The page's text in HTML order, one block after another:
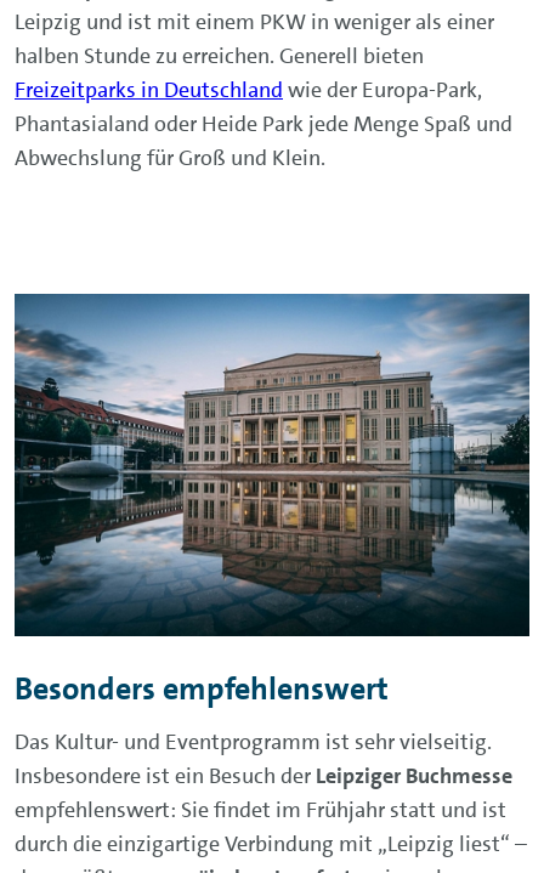
Leipzig und ist mit einem PKW in weniger als einer
halben Stunde zu erreichen. Generell bieten
Freizeitparks in Deutschland wie der Europa-Park,
Phantasialand oder Heide Park jede Menge Spaß und
Abwechslung für Groß und Klein.
Besonders empfehlenswert
Das Kultur- und Eventprogramm ist sehr vielseitig.
Insbesondere ist ein Besuch der Leipziger Buchmesse
empfehlenswert: Sie findet im Frühjahr statt und ist
durch die einzigartige Verbindung mit „Leipzig liest“ –